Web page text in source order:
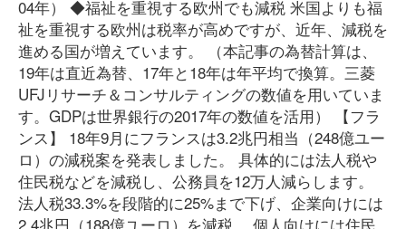
04年） ◆福祉を重視する欧州でも減税 米国よりも福
祉を重視する欧州は税率が高めですが、近年、減税を
進める国が増えています。 （本記事の為替計算は、
19年は直近為替、17年と18年は年平均で換算。三菱
UFJリサーチ＆コンサルティングの数値を用いていま
す。GDPは世界銀行の2017年の数値を活用） 【フラ
ンス】 18年9月にフランスは3.2兆円相当（248億ユー
ロ）の減税案を発表しました。 具体的には法人税や
住民税などを減税し、公務員を12万人減らします。
法人税33.3%を段階的に25%まで下げ、企業向けには
2.4兆円（188億ユーロ）を減税。 個人向けには住民